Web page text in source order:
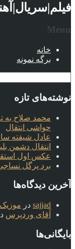
Menu
خانه
برگه نمونه
نوشته‌های تازه
محمد صلاح به
حواشی انتقال
عادل شیفته
انتقال دشمن
عکس اول
برد پرگل
آخرین دیدگاه‌ها
sajjad در
آقای وردپرس
بایگانی‌ها